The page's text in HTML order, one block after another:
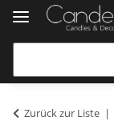
Zurück zur Liste